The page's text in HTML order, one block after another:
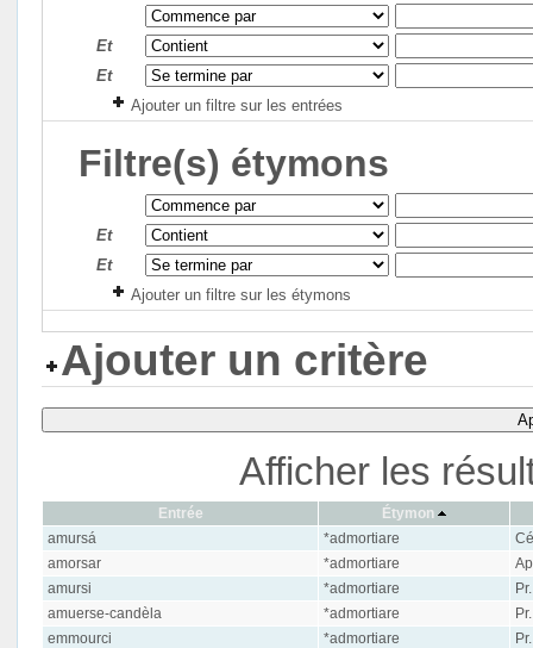
Et
Et
Ajouter un filtre sur les entrées
Filtre(s) étymons
Et
Et
Ajouter un filtre sur les étymons
Ajouter un critère
Afficher les
Entrée
Étymon
amursá
*admortiare
amorsar
*admortiare
amursi
*admortiare
Pr.
amuerse-candèla
*admortiare
Pr.
emmourci
*admortiare
Pr.